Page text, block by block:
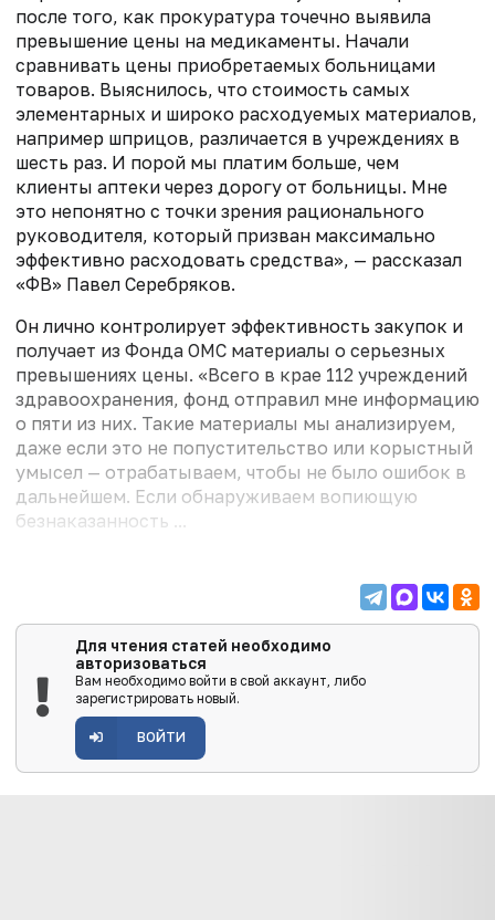
после того, как прокуратура точечно выявила
превышение цены на медикаменты. Начали
сравнивать цены приобретаемых больницами
товаров. Выяснилось, что стоимость самых
элементарных и широко расходуемых материалов,
например шприцов, различается в учреждениях в
шесть раз. И порой мы платим больше, чем
клиенты аптеки через дорогу от больницы. Мне
это непонятно с точки зрения рационального
руководителя, который призван максимально
эффективно расходовать средства», — рассказал
«ФВ» Павел Серебряков.
Он лично контролирует эффективность закупок и
получает из Фонда ОМС материалы о серьезных
превышениях цены. «Всего в крае 112 учреждений
здравоохранения, фонд отправил мне информацию
о пяти из них. Такие материалы мы анализируем,
даже если это не попустительство или корыстный
умысел — отрабатываем, чтобы не было ошибок в
дальнейшем. Если обнаруживаем вопиющую
безнаказанность ...
Для чтения статей необходимо
авторизоваться
Вам необходимо войти в свой аккаунт, либо
зарегистрировать новый.
ВОЙТИ